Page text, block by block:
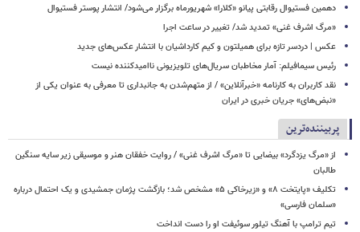
دهمین فستیوال رقابتی پیانو «کلارا» شهریورماه برگزار می‌شود/ انتشار پوستر فستیوال
​​​​​​​«مرگ اشرف غنی» تمدید شد/ تغییر در ساعت اجرا
عکس | دردسر تازه برای همیلتون و کیم کارداشیان با انتشار عکس‌های جدید
رئیس سیمافیلم: آمار مخاطبان سریال‌های تلویزیونی ناامیدکننده نیست
نقد کاربران به کارنامه «خبرآنلاین» / از متهم‌شدن به جانبداری تا معرفی به عنوان یکی از
«نبض‌های» جریان خبری در ایران
پربیننده‌ترین
از «مرگ یزدگرد» بیضایی تا «مرگ اشرف غنی» / روایت خفقان هنر و موسیقی زیر سایه سنگین
طالبان
تکلیف «پایتخت ۸» و «زیرخاکی ۵» مشخص شد؛ بازگشت پژمان جمشیدی و یک احتمال درباره
«سلمان فارسی»
تیم ترامپ با آهنگ تیلور سوئیفت او را دست انداخت